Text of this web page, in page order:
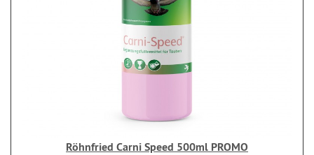
Röhnfried Carni Speed 500ml PROMO